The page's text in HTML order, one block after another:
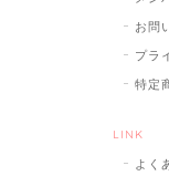
お問
プラ
特定
LINK
よく